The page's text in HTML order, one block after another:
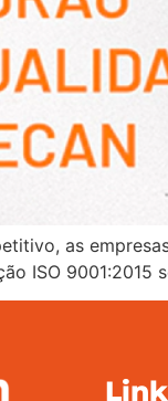
as
ISO 9001:2015